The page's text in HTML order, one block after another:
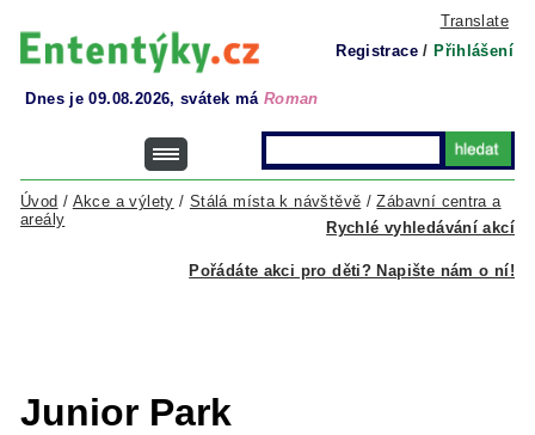
Translate
Registrace / Přihlášení
Dnes je 09.08.2026, svátek má Roman
Rychlé vyhledávání akcí
Úvod / Akce a výlety / Stálá místa k návštěvě /Zábavní centra a
areály
Pořádáte akci pro děti? Napište nám o ní!
Junior Park